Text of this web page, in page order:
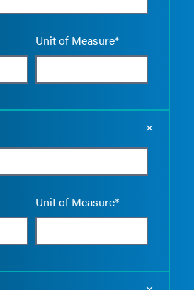
Unit of Measure*
Unit of Measure*